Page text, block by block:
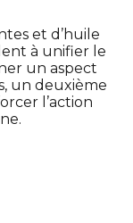
et d’huile
à unifier le
un aspect
un deuxième
l’action